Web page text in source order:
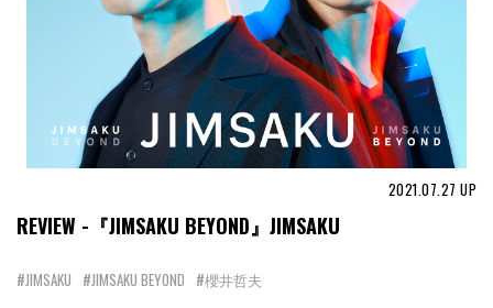
2021.07.27 UP
REVIEW -『JIMSAKU BEYOND』JIMSAKU
#JIMSAKU #JIMSAKU BEYOND #櫻井哲夫